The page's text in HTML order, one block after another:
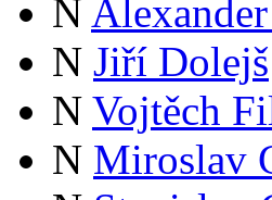
N
N Jiří Dolejš
N Vojtěch
N Miroslav